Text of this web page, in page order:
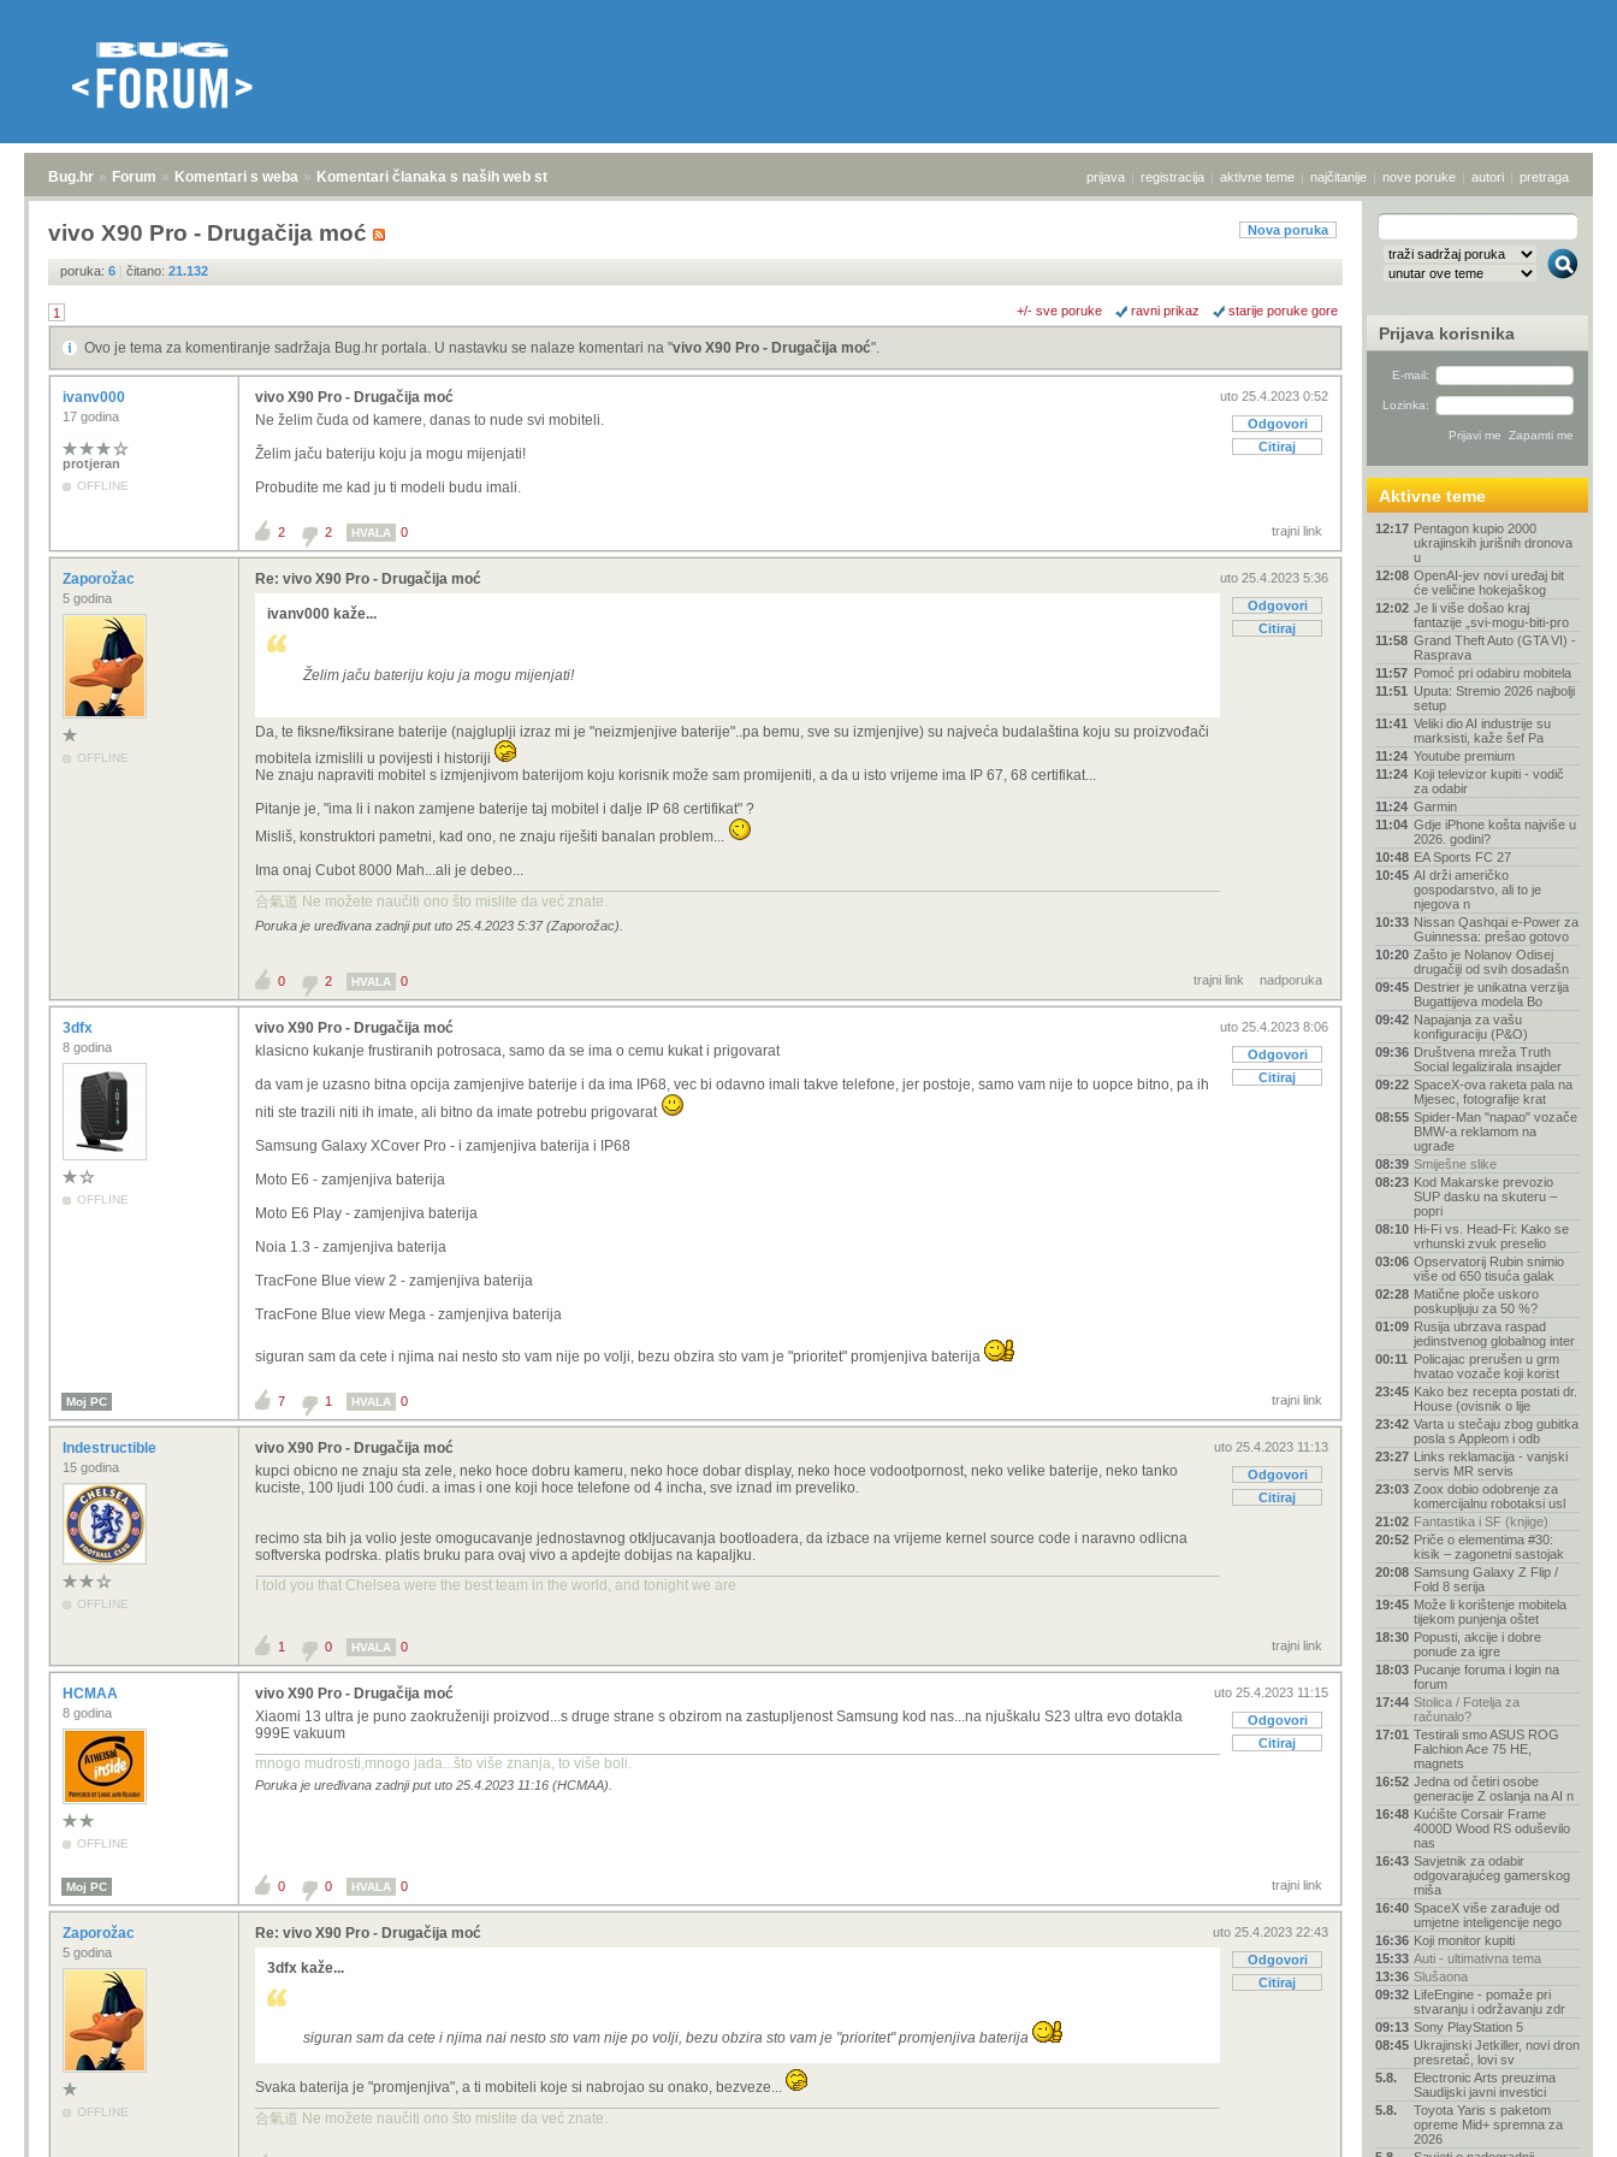
Bug.hr » Forum » Komentari s weba » Komentari članaka s naših web stranica prijava | registracija | aktivne teme | najčitanije | nove poruke | autori | pretraga
Nova poruka
vivo X90 Pro - Drugačija moć
poruka: 6 | čitano: 21.132
1 +/- sve poruke ravni prikaz starije poruke gore
Ovo je tema za komentiranje sadržaja Bug.hr portala. U nastavku se nalaze komentari na "vivo X90 Pro - Drugačija moć".
ivanv000
17 godina
protjeran
OFFLINE
uto 25.4.2023 0:52
Odgovori
Citiraj
vivo X90 Pro - Drugačija moć
Ne želim čuda od kamere, danas to nude svi mobiteli.
Želim jaču bateriju koju ja mogu mijenjati!
Probudite me kad ju ti modeli budu imali.
trajni link
2 2 HVALA 0
Zaporožac
5 godina
OFFLINE
uto 25.4.2023 5:36
Odgovori
Citiraj
Re: vivo X90 Pro - Drugačija moć
ivanv000 kaže...
Želim jaču bateriju koju ja mogu mijenjati!
Da, te fiksne/fiksirane baterije (najgluplji izraz mi je "neizmjenjive baterije"..pa bemu, sve su izmjenjive) su najveća budalaština koju su proizvođači
mobitela izmislili u povijesti i historiji
Ne znaju napraviti mobitel s izmjenjivom baterijom koju korisnik može sam promijeniti, a da u isto vrijeme ima IP 67, 68 certifikat...
Pitanje je, "ima li i nakon zamjene baterije taj mobitel i dalje IP 68 certifikat" ?
Misliš, konstruktori pametni, kad ono, ne znaju riješiti banalan problem...
Ima onaj Cubot 8000 Mah...ali je debeo...
合氣道 Ne možete naučiti ono što mislite da već znate.
Poruka je uređivana zadnji put uto 25.4.2023 5:37 (Zaporožac).
trajni link nadporuka
0 2 HVALA 0
3dfx
8 godina
OFFLINE
uto 25.4.2023 8:06
Odgovori
Citiraj
vivo X90 Pro - Drugačija moć
klasicno kukanje frustiranih potrosaca, samo da se ima o cemu kukat i prigovarat
da vam je uzasno bitna opcija zamjenjive baterije i da ima IP68, vec bi odavno imali takve telefone, jer postoje, samo vam nije to uopce bitno, pa ih
niti ste trazili niti ih imate, ali bitno da imate potrebu prigovarat
Samsung Galaxy XCover Pro - i zamjenjiva baterija i IP68
Moto E6 - zamjenjiva baterija
Moto E6 Play - zamjenjiva baterija
Noia 1.3 - zamjenjiva baterija
TracFone Blue view 2 - zamjenjiva baterija
TracFone Blue view Mega - zamjenjiva baterija
siguran sam da cete i njima nai nesto sto vam nije po volji, bezu obzira sto vam je "prioritet" promjenjiva baterija
Moj PC trajni link
7 1 HVALA 0
Indestructible
15 godina
OFFLINE
uto 25.4.2023 11:13
Odgovori
Citiraj
vivo X90 Pro - Drugačija moć
kupci obicno ne znaju sta zele, neko hoce dobru kameru, neko hoce dobar display, neko hoce vodootpornost, neko velike baterije, neko tanko
kuciste, 100 ljudi 100 ćudi. a imas i one koji hoce telefone od 4 incha, sve iznad im preveliko.
recimo sta bih ja volio jeste omogucavanje jednostavnog otkljucavanja bootloadera, da izbace na vrijeme kernel source code i naravno odlicna
softverska podrska. platis bruku para ovaj vivo a apdejte dobijas na kapaljku.
I told you that Chelsea were the best team in the world, and tonight we are
trajni link
1 0 HVALA 0
HCMAA
8 godina
OFFLINE
uto 25.4.2023 11:15
Odgovori
Citiraj
vivo X90 Pro - Drugačija moć
Xiaomi 13 ultra je puno zaokruženiji proizvod...s druge strane s obzirom na zastupljenost Samsung kod nas...na njuškalu S23 ultra evo dotakla
999E vakuum
mnogo mudrosti,mnogo jada...što više znanja, to više boli.
Poruka je uređivana zadnji put uto 25.4.2023 11:16 (HCMAA).
Moj PC trajni link
0 0 HVALA 0
Zaporožac
5 godina
OFFLINE
uto 25.4.2023 22:43
Odgovori
Citiraj
Re: vivo X90 Pro - Drugačija moć
3dfx kaže...
siguran sam da cete i njima nai nesto sto vam nije po volji, bezu obzira sto vam je "prioritet" promjenjiva baterija
Svaka baterija je "promjenjiva", a ti mobiteli koje si nabrojao su onako, bezveze...
合氣道 Ne možete naučiti ono što mislite da već znate.
Prijava korisnika
E-mail:
Lozinka:
Aktivne teme
12:17 Pentagon kupio 2000
ukrajinskih jurišnih dronova
u
12:08 OpenAI-jev novi uređaj bit
će veličine hokejaškog
12:02 Je li više došao kraj
fantazije „svi-mogu-biti-pro
11:58 Grand Theft Auto (GTA VI) -
Rasprava
11:57 Pomoć pri odabiru mobitela
11:51 Uputa: Stremio 2026 najbolji
setup
11:41 Veliki dio AI industrije su
marksisti, kaže šef Pa
11:24 Youtube premium
11:24 Koji televizor kupiti - vodič
za odabir
11:24 Garmin
11:04 Gdje iPhone košta najviše u
2026. godini?
10:48 EA Sports FC 27
10:45 AI drži američko
gospodarstvo, ali to je
njegova n
10:33 Nissan Qashqai e-Power za
Guinnessa: prešao gotovo
10:20 Zašto je Nolanov Odisej
drugačiji od svih dosadašn
09:45 Destrier je unikatna verzija
Bugattijeva modela Bo
09:42 Napajanja za vašu
konfiguraciju (P&O)
09:36 Društvena mreža Truth
Social legalizirala insajder
09:22 SpaceX-ova raketa pala na
Mjesec, fotografije krat
08:55 Spider-Man "napao" vozače
BMW-a reklamom na
ugrađe
08:39 Smiješne slike
08:23 Kod Makarske prevozio
SUP dasku na skuteru –
popri
08:10 Hi-Fi vs. Head-Fi: Kako se
vrhunski zvuk preselio
03:06 Opservatorij Rubin snimio
više od 650 tisuća galak
02:28 Matične ploče uskoro
poskupljuju za 50 %?
01:09 Rusija ubrzava raspad
jedinstvenog globalnog inter
00:11 Policajac prerušen u grm
hvatao vozače koji korist
23:45 Kako bez recepta postati dr.
House (ovisnik o lije
23:42 Varta u stečaju zbog gubitka
posla s Appleom i odb
23:27 Links reklamacija - vanjski
servis MR servis
23:03 Zoox dobio odobrenje za
komercijalnu robotaksi usl
21:02 Fantastika i SF (knjige)
20:52 Priče o elementima #30:
kisik – zagonetni sastojak
20:08 Samsung Galaxy Z Flip /
Fold 8 serija
19:45 Može li korištenje mobitela
tijekom punjenja oštet
18:30 Popusti, akcije i dobre
ponude za igre
18:03 Pucanje foruma i login na
forum
17:44 Stolica / Fotelja za
računalo?
17:01 Testirali smo ASUS ROG
Falchion Ace 75 HE,
magnets
16:52 Jedna od četiri osobe
generacije Z oslanja na AI n
16:48 Kućište Corsair Frame
4000D Wood RS oduševilo
nas
16:43 Savjetnik za odabir
odgovarajućeg gamerskog
miša
16:40 SpaceX više zarađuje od
umjetne inteligencije nego
16:36 Koji monitor kupiti
15:33 Auti - ultimativna tema
13:36 Slušaona
09:32 LifeEngine - pomaže pri
stvaranju i održavanju zdr
09:13 Sony PlayStation 5
08:45 Ukrajinski Jetkiller, novi dron
presretač, lovi sv
5.8.
Electronic Arts preuzima
Saudijski javni investici
5.8.
Toyota Yaris s paketom
opreme Mid+ spremna za
2026